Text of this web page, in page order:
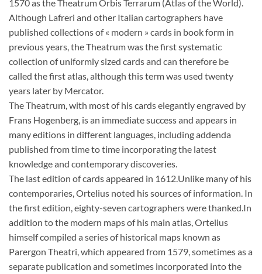
1570 as the Theatrum Orbis Terrarum (Atlas of the World).
Although Lafreri and other Italian cartographers have
published collections of « modern » cards in book form in
previous years, the Theatrum was the first systematic
collection of uniformly sized cards and can therefore be
called the first atlas, although this term was used twenty
years later by Mercator.
The Theatrum, with most of his cards elegantly engraved by
Frans Hogenberg, is an immediate success and appears in
many editions in different languages, including addenda
published from time to time incorporating the latest
knowledge and contemporary discoveries.
The last edition of cards appeared in 1612.Unlike many of his
contemporaries, Ortelius noted his sources of information. In
the first edition, eighty-seven cartographers were thanked.In
addition to the modern maps of his main atlas, Ortelius
himself compiled a series of historical maps known as
Parergon Theatri, which appeared from 1579, sometimes as a
separate publication and sometimes incorporated into the